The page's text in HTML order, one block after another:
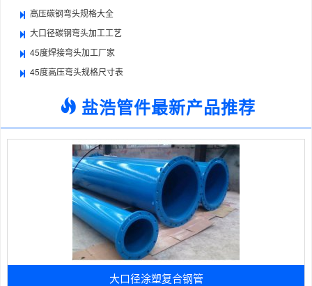
高压碳钢弯头规格大全
大口径碳钢弯头加工工艺
45度焊接弯头加工厂家
45度高压弯头规格尺寸表
盐浩管件最新产品推荐
大口径涂塑复合钢管